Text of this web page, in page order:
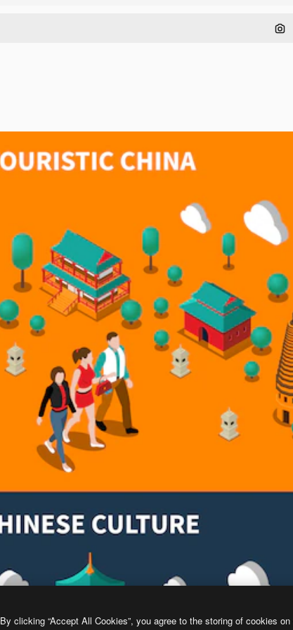
画
By clicking “Accept All Cookies”, you agree to the storing of cookies